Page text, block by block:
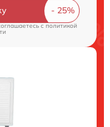
cполитикой